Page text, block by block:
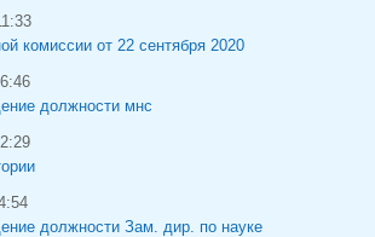
комиссии от 22 сентября 2020
должности мнс
должности Зам. дир. по науке